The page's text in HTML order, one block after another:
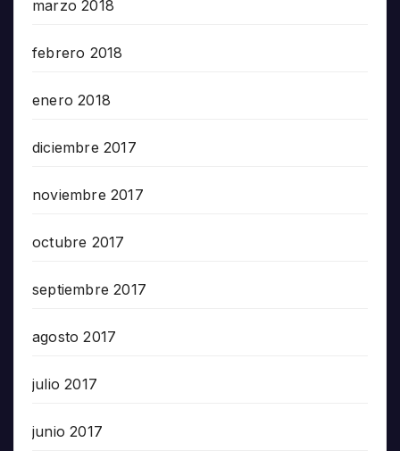
marzo 2018
febrero 2018
enero 2018
diciembre 2017
noviembre 2017
octubre 2017
septiembre 2017
agosto 2017
julio 2017
junio 2017